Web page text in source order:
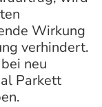
Wirkung
verhindert.
neu
Parkett